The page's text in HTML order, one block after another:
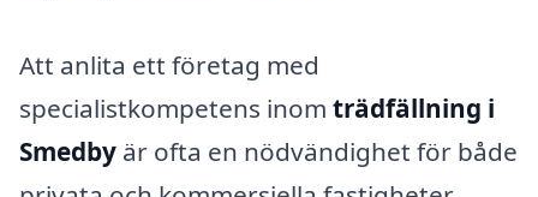
Att anlita ett företag med
specialistkompetens inom trädfällning i
Smedby är ofta en nödvändighet för både